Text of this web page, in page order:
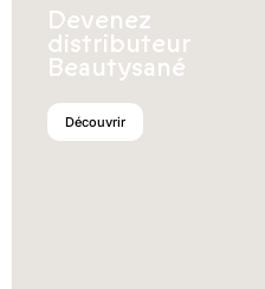
Devenez
distributeur
Beautysané
Découvrir